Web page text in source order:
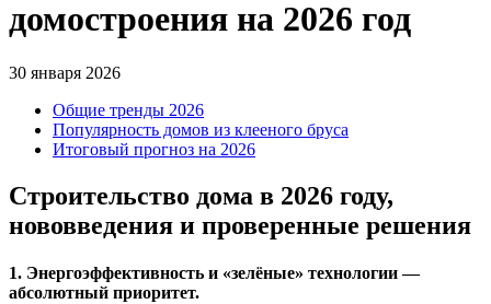
домостроения на 2026 год
30 января 2026
Общие тренды 2026
Популярность домов из клееного бруса
Итоговый прогноз на 2026
Строительство дома в 2026 году,
нововведения и проверенные решения
1. Энергоэффективность и «зелёные» технологии —
абсолютный приоритет.